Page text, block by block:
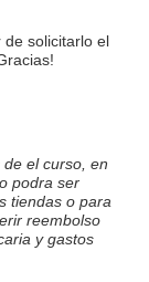
de solicitarlo el
el curso, en
podra ser
tiendas o para
reembolso
y gastos